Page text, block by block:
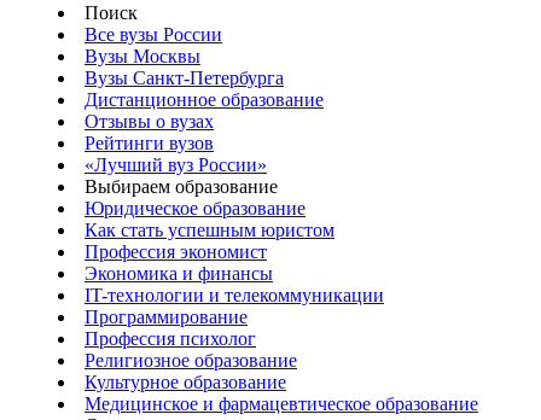
Поиск
Все вузы России
Вузы Москвы
Вузы Санкт-Петербурга
Дистанционное образование
Отзывы о вузах
Рейтинги вузов
«Лучший вуз России»
Выбираем образование
Юридическое образование
Как стать успешным юристом
Профессия экономист
Экономика и финансы
IT-технологии и телекоммуникации
Программирование
Профессия психолог
Религиозное образование
Культурное образование
Медицинское и фармацевтическое образование